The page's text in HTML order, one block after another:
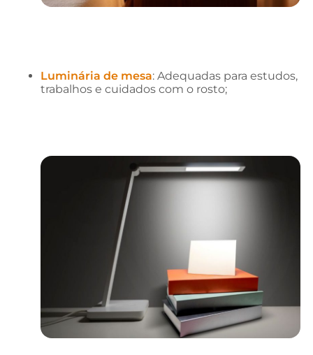
Luminária de mesa: Adequadas para estudos,
trabalhos e cuidados com o rosto;